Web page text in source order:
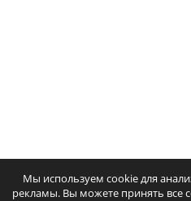
Мы используем cookie для
рекламы. Вы можете принять все